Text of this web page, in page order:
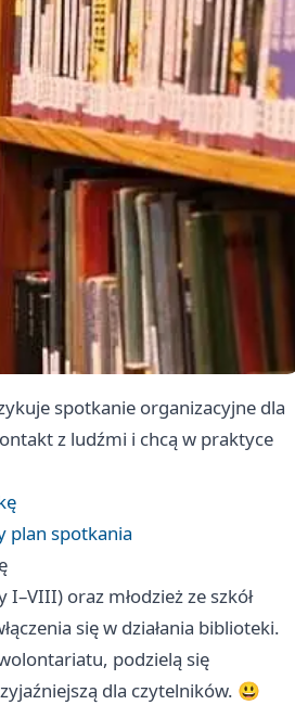
spotkanie organizacyjne dla
z ludźmi i chcą w praktyce
plan spotkania
oraz młodzież ze szkół
się w działania biblioteki.
podzielą się
dla czytelników. 😃